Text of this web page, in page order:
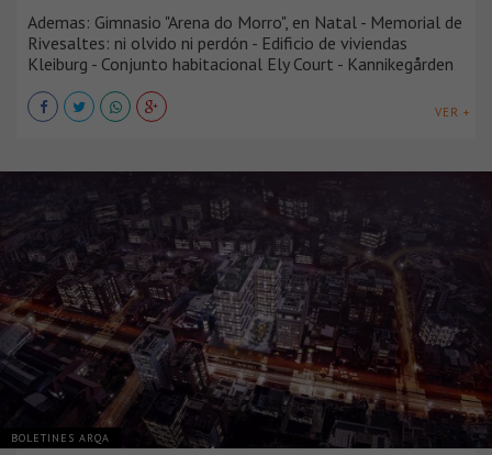
Ademas: Gimnasio "Arena do Morro", en Natal - Memorial de
Rivesaltes: ni olvido ni perdón - Edificio de viviendas
Kleiburg - Conjunto habitacional Ely Court - Kannikegården
VER +
BOLETINES ARQA